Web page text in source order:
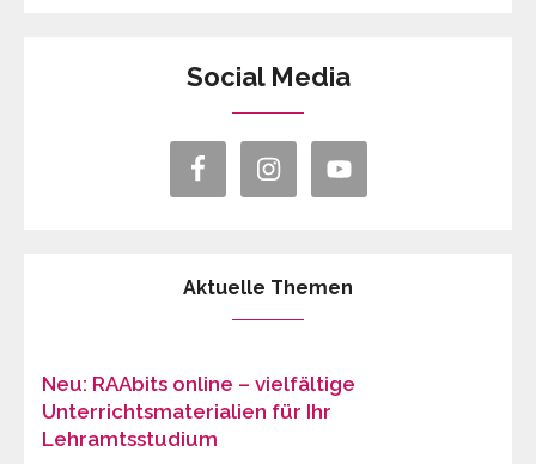
Social Media
Aktuelle Themen
Neu: RAAbits online – vielfältige
Unterrichtsmaterialien für Ihr
Lehramtsstudium